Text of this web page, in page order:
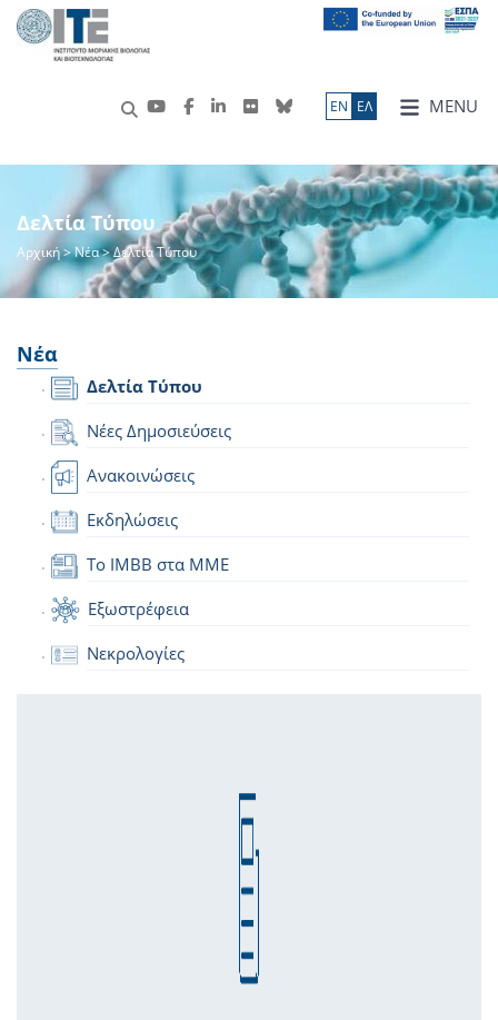
MENU
ΕN ΕΛ
Δελτία Τύπου
Αρχική>Νέα> Δελτία Τύπου
Νέα
Δελτία Τύπου
Νέες Δημοσιεύσεις
Ανακοινώσεις
Εκδηλώσεις
Το IMBB στα ΜΜΕ
Εξωστρέφεια
Νεκρολογίες